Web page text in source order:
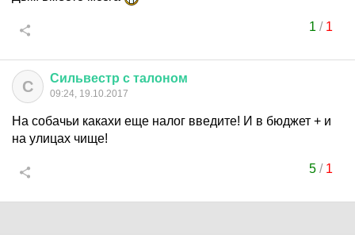
1 / 1
С Сильвестр с талоном
09:24, 19.10.2017
На собачьи какахи еще налог введите! И в бюджет + и
на улицах чище!
5/ 1